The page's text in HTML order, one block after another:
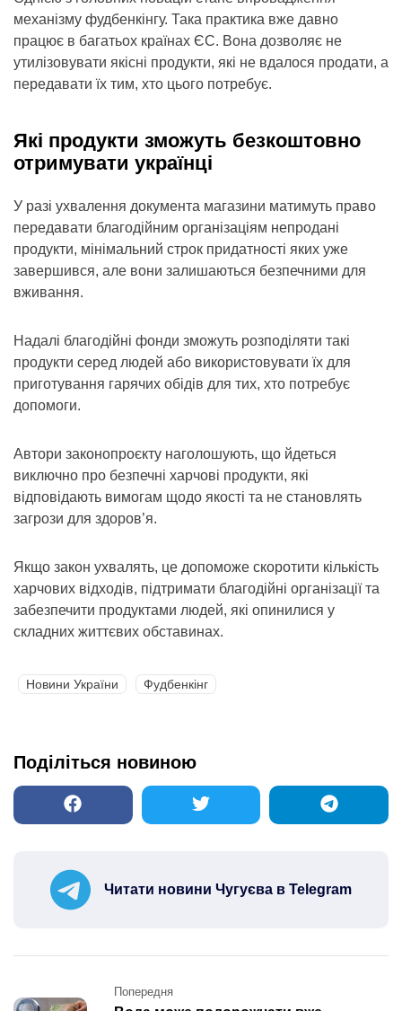
механізму фудбенкінгу. Така практика вже давно
працює в багатьох країнах ЄС. Вона дозволяє не
утилізовувати якісні продукти, які не вдалося продати, а
передавати їх тим, хто цього потребує.
Які продукти зможуть безкоштовно
отримувати українці
У разі ухвалення документа магазини матимуть право
передавати благодійним організаціям непродані
продукти, мінімальний строк придатності яких уже
завершився, але вони залишаються безпечними для
вживання.
Надалі благодійні фонди зможуть розподіляти такі
продукти серед людей або використовувати їх для
приготування гарячих обідів для тих, хто потребує
допомоги.
Автори законопроєкту наголошують, що йдеться
виключно про безпечні харчові продукти, які
відповідають вимогам щодо якості та не становлять
загрози для здоров’я.
Якщо закон ухвалять, це допоможе скоротити кількість
харчових відходів, підтримати благодійні організації та
забезпечити продуктами людей, які опинилися у
складних життєвих обставинах.
Новини України Фудбенкінг
Поділіться новиною
Читати новини Чугуєва в Telegram
Post
Попередня